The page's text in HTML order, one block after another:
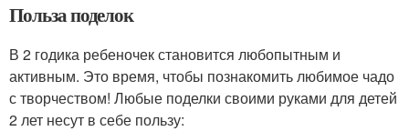
Польза поделок
В 2 годика ребеночек становится любопытным и
активным. Это время, чтобы познакомить любимое чадо
с творчеством! Любые поделки своими руками для детей
2 лет несут в себе пользу: